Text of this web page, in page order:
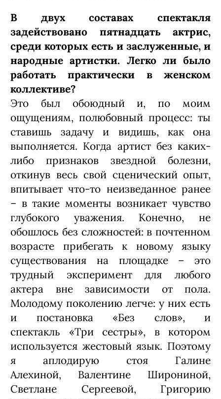
В двух составах спектакля
задействовано пятнадцать актрис,
среди которых есть и заслуженные, и
народные артистки. Легко ли было
работать практически в женском
коллективе?
Это был обоюдный и, по моим
ощущениям, полюбовный процесс: ты
ставишь задачу и видишь, как она
выполняется. Когда артист без каких-
либо признаков звездной болезни,
откинув весь свой сценический опыт,
впитывает что-то неизведанное ранее
– в такие моменты возникает чувство
глубокого уважения. Конечно, не
обошлось без сложностей: в почтенном
возрасте прибегать к новому языку
существования на площадке – это
трудный эксперимент для любого
актера вне зависимости от пола.
Молодому поколению легче: у них есть
и постановка «Без слов», и
спектакль «Три сестры», в котором
используется жестовый язык. Поэтому
я аплодирую стоя Галине
Алехиной, Валентине Широниной,
Светлане Сергеевой, Григорию